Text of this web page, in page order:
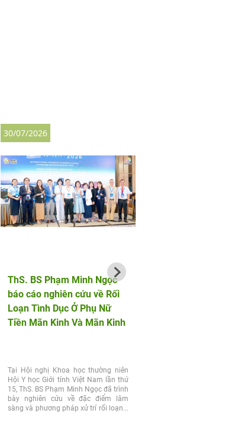
ThS. BS Phạm Minh Ngọc
báo cáo nghiên cứu về Rối
Loạn Tình Dục Ở Phụ Nữ
Tiền Mãn Kinh Và Mãn Kinh
Tại Hội nghị Khoa học thường niên
Hội Y học Giới tính Việt Nam lần thứ
15, ThS. BS Phạm Minh Ngọc đã trình
bày nghiên cứu về đặc điểm lâm
sàng và phương pháp xử trí rối loạn...
30/07/2026